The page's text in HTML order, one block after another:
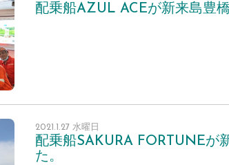
配乗船AZUL ACEが新来島豊
2021.1.27 水曜日
配乗船SAKURA FORTUNEが
た。